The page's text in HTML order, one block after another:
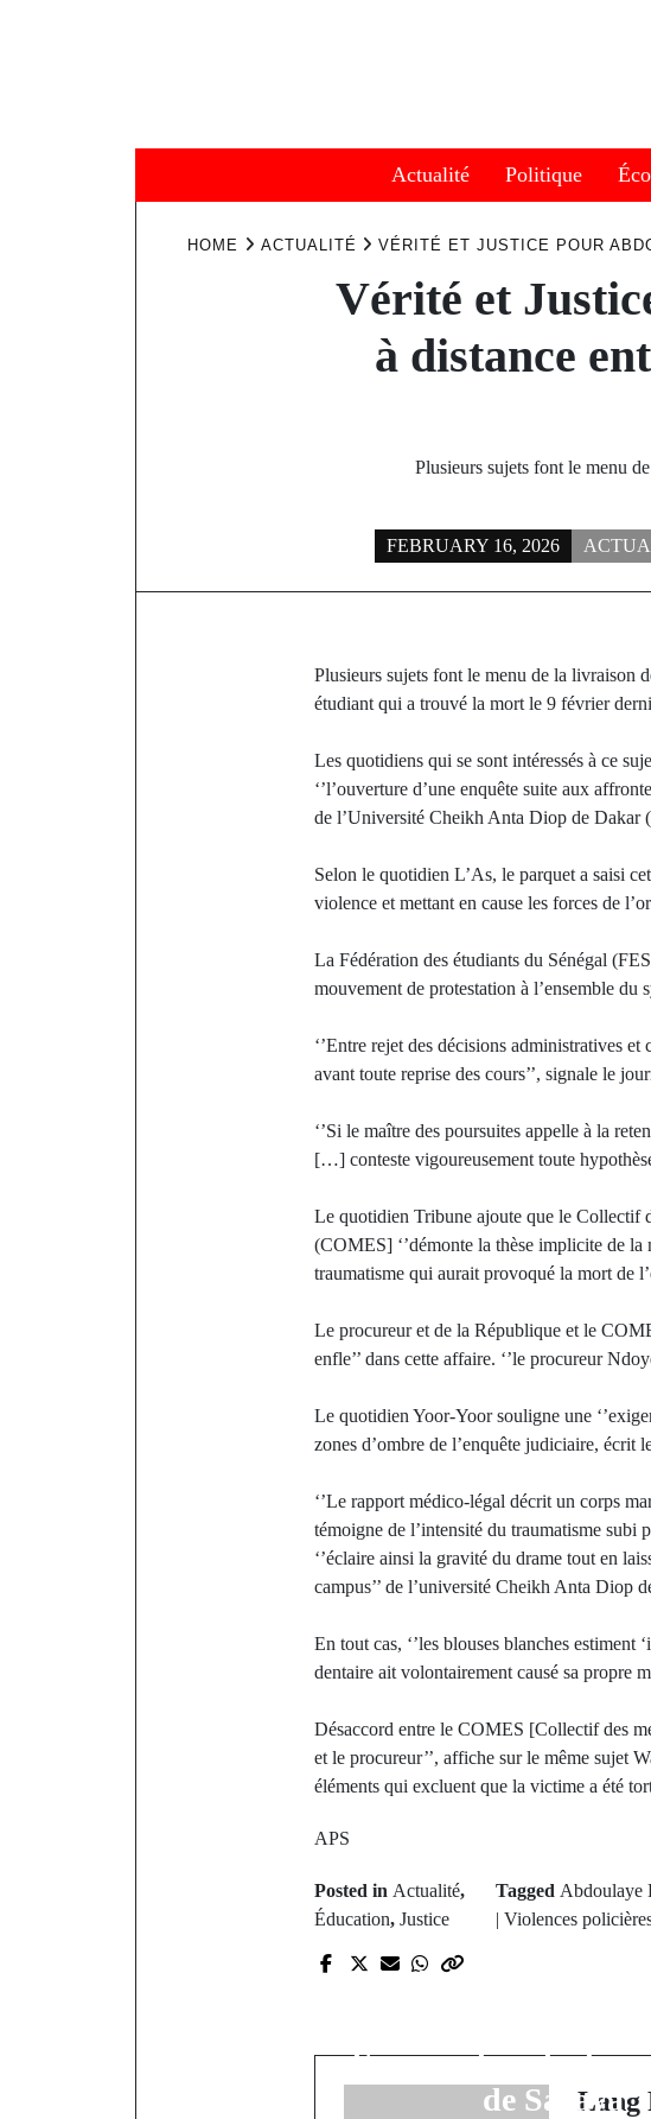
Actualité Politique
HOME ACTUALITÉ VÉRITÉ ET JUSTICE POUR
Vérité et
à distance
Plusieurs sujets font le menu
FEBRUARY 16, 2026
Plusieurs sujets font le menu de la livraison
étudiant qui a trouvé la mort le 9 février
Les quotidiens qui se sont intéressés à ce
‘’l’ouverture d’une enquête suite aux
de l’Université Cheikh Anta Diop de Dakar
Selon le quotidien L’As, le parquet a saisi
violence et mettant en cause les forces de
La Fédération des étudiants du Sénégal
mouvement de protestation à l’ensemble du
‘’Entre rejet des décisions administratives
avant toute reprise des cours’’, signale le
‘’Si le maître des poursuites appelle à la
[…] conteste vigoureusement toute
Le quotidien Tribune ajoute que le Collectif
(COMES] ‘’démonte la thèse implicite de
traumatisme qui aurait provoqué la mort de
Le procureur et de la République et le
enfle’’ dans cette affaire. ‘’le procureur
Le quotidien Yoor-Yoor souligne une
zones d’ombre de l’enquête judiciaire, écrit
‘’Le rapport médico-légal décrit un corps
témoigne de l’intensité du traumatisme subi
‘’éclaire ainsi la gravité du drame tout en
campus’’ de l’université Cheikh Anta Diop
En tout cas, ‘’les blouses blanches estiment
dentaire ait volontairement causé sa propre
Désaccord entre le COMES [Collectif des
et le procureur’’, affiche sur le même sujet
éléments qui excluent que la victime a été
APS
Posted in Actualité,
Éducation, Justice
Tagged Abdoulaye
| Violences
Démantèlement de
l’armée dans le
de Saraya
Lang